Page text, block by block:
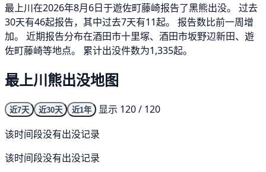
最上川在2026年8月6日于遊佐町藤崎报告了黑熊出没。 过去
30天有46起报告，其中过去7天有11起。 报告数比前一周增
加。 近期报告分布在酒田市十里塚、酒田市坂野辺新田、遊
佐町藤崎等地点。 累计出没件数为1,335起。
最上川熊出没地图
近7天 近30天 近1年
显示 120 / 120
该时间段没有出没记录
该时间段没有出没记录